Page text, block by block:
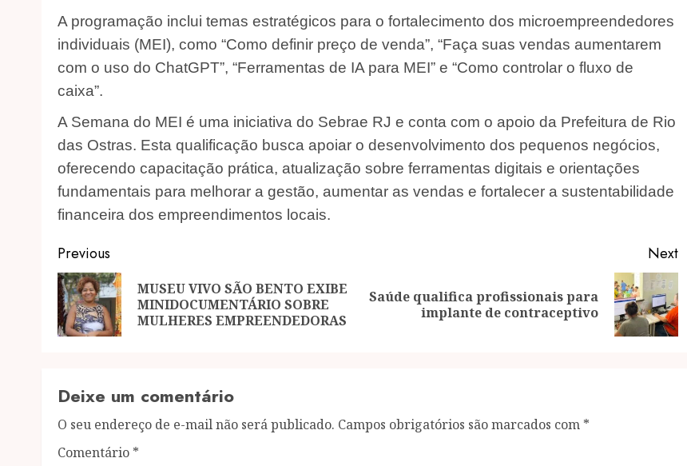
A programação inclui temas estratégicos para o fortalecimento dos microempreendedores
individuais (MEI), como “Como definir preço de venda”, “Faça suas vendas aumentarem
com o uso do ChatGPT”, “Ferramentas de IA para MEI” e “Como controlar o fluxo de
caixa”.
A Semana do MEI é uma iniciativa do Sebrae RJ e conta com o apoio da Prefeitura de Rio
das Ostras. Esta qualificação busca apoiar o desenvolvimento dos pequenos negócios,
oferecendo capacitação prática, atualização sobre ferramentas digitais e orientações
fundamentais para melhorar a gestão, aumentar as vendas e fortalecer a sustentabilidade
financeira dos empreendimentos locais.
Post
navigation
Previous
Previous
MUSEU VIVO SÃO BENTO EXIBE
MINIDOCUMENTÁRIO SOBRE
MULHERES EMPREENDEDORAS
Next
Next
Saúde qualifica profissionais para
implante de contraceptivo
Deixe um comentário
O seu endereço de e-mail não será publicado. Campos obrigatórios são marcados com *
Comentário *